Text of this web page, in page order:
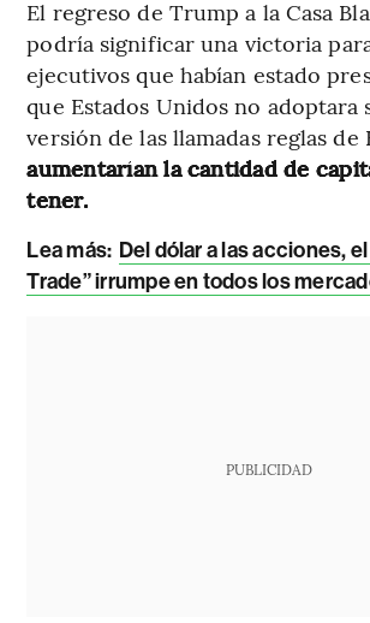
El regreso de Trump a la Casa
podría significar una victoria
ejecutivos que habían estado
que Estados Unidos no adoptara
versión de las llamadas reglas de
aumentarían la cantidad de
tener.
Lea más: Del dólar a las acciones,
Trade” irrumpe en todos los
PUBLICIDAD